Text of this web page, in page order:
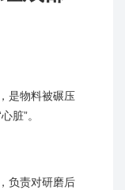
是物料被碾压
脏”。
负责对研磨后